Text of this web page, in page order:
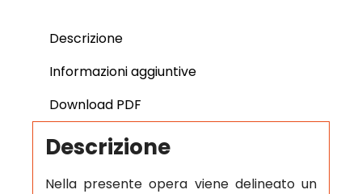
Descrizione
Informazioni aggiuntive
Download PDF
Descrizione
Nella presente opera viene delineato un